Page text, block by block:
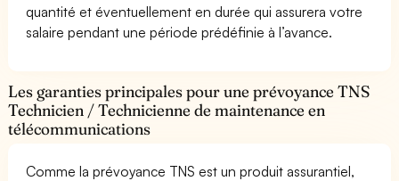
quantité et éventuellement en durée qui assurera votre
salaire pendant une période prédéfinie à l’avance.
Les garanties principales pour une prévoyance TNS
Technicien / Technicienne de maintenance en
télécommunications
Comme la prévoyance TNS est un produit assurantiel,